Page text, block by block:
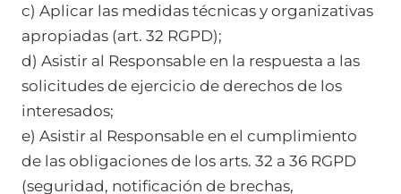
c) Aplicar las medidas técnicas y organizativas
apropiadas (art. 32 RGPD);
d) Asistir al Responsable en la respuesta a las
solicitudes de ejercicio de derechos de los
interesados;
e) Asistir al Responsable en el cumplimiento
de las obligaciones de los arts. 32 a 36 RGPD
(seguridad, notificación de brechas,